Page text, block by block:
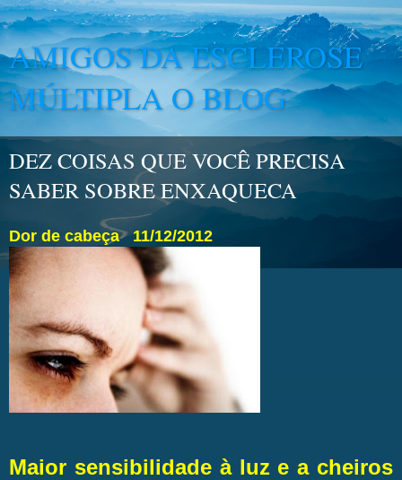
AMIGOS DA ESCLEROSE
MÚLTIPLA O BLOG
DEZ COISAS QUE VOCÊ PRECISA
SABER SOBRE ENXAQUECA
Dor de cabeça11/12/2012
Maior sensibilidade à luz e a cheiros